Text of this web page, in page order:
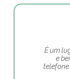
É um
e
telefone